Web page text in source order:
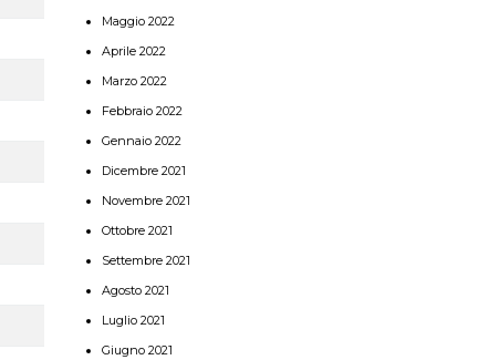
Maggio 2022
Aprile 2022
Marzo 2022
Febbraio 2022
Gennaio 2022
Dicembre 2021
Novembre 2021
Ottobre 2021
Settembre 2021
Agosto 2021
Luglio 2021
Giugno 2021